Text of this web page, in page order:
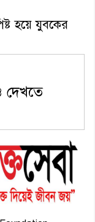
হয়ে যুবকের
দেখতে